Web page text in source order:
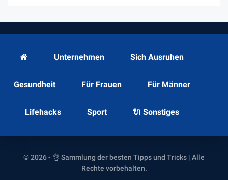
Unternehmen Sich Ausruhen
Gesundheit Für Frauen Für Männer
Lifehacks Sport 🔌 Sonstiges
© 2026 - 👌 Sammlung der besten Tipps und Tricks | Alle
Rechte vorbehalten.